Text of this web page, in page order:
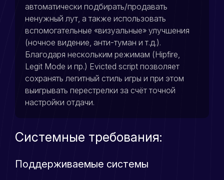
автоматически подбирать/продавать
ненужный лут, а также использовать
вспомогательные «визуальные» улучшения
(ночное видение, анти-туман и т.д.).
Благодаря нескольким режимам (Hipfire,
Legit Mode и пр.) Evicted script позволяет
сохранять легитный стиль игры и при этом
выигрывать перестрелки за счёт точной
настройки отдачи.
Системные требования:
Поддерживаемые системы